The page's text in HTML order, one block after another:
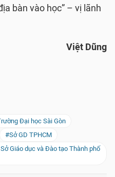
bàn vào học” – vị lãnh
Việt Dũng
Đại học Sài Gòn
#Sở GD TPHCM
Giáo dục và Đào tạo Thành phố